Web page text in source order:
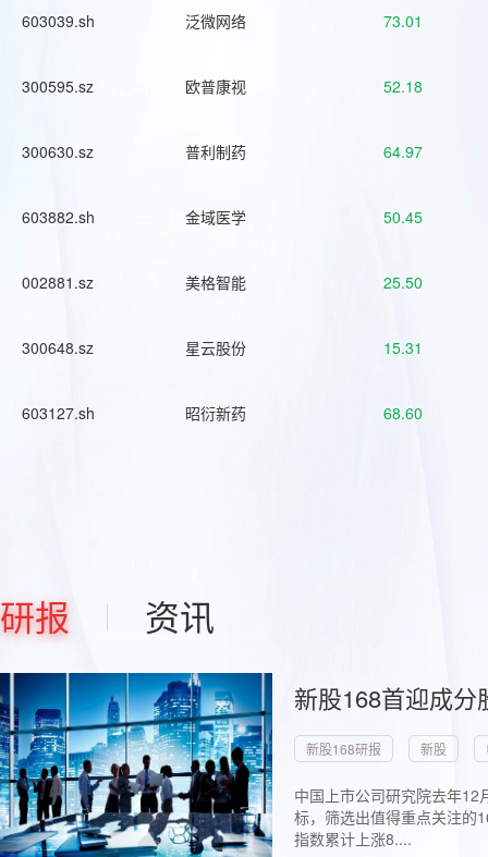
603039.sh 泛微网络 73.01
300595.sz 欧普康视 52.18
300630.sz 普利制药 64.97
603882.sh 金域医学 50.45
002881.sz 美格智能 25.50
300648.sz 星云股份 15.31
603127.sh 昭衍新药 68.60
研报 资讯
新股168首迎成
新股168研报 新股
中国上市公司研究院去年
标，筛选出值得重点关注的
指数累计上涨8....